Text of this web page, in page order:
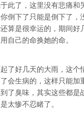
此了，这里没有悲痛和
倒下了只能是倒下了，
算是很幸运的，期间好
自己的命换她的命。
了好几天的大雨，这个
会生病的，这样只能加
了臭味，其实这些都是
太惨不忍睹了。